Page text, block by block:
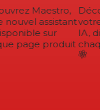
Maestro,
assistant
sur
page produit
votre
IA,